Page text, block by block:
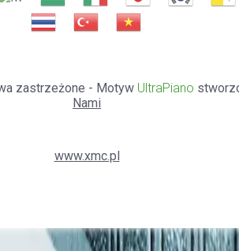
zastrzeżone - Motyw UltraPiano
Nami
www.xmc.pl